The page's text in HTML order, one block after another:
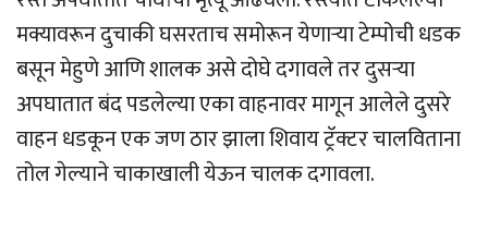
मक्यावरून दुचाकी घसरताच समोरून येणार्‍या टेम्पोची धडक
बसून मेहुणे आणि शालक असे दोघे दगावले तर दुसर्‍या
अपघातात बंद पडलेल्या एका वाहनावर मागून आलेले दुसरे
वाहन धडकून एक जण ठार झाला शिवाय ट्रॅक्टर चालविताना
तोल गेल्याने चाकाखाली येऊन चालक दगावला.